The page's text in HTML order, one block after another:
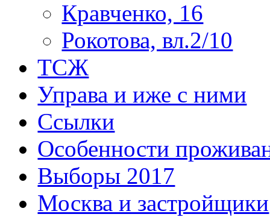
Кравченко, 16
Рокотова, вл.2/10
ТСЖ
Управа и иже с ними
Ссылки
Особенности
Выборы 2017
Москва и застройщики